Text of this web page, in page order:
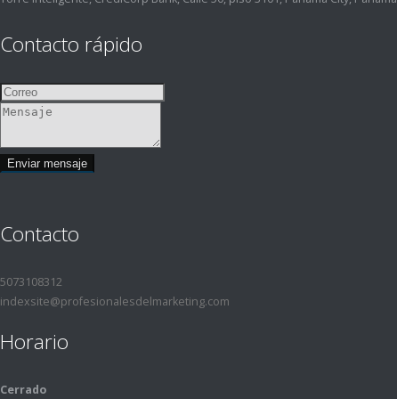
Contacto rápido
Contacto
5073108312
indexsite@profesionalesdelmarketing.com
Horario
Cerrado